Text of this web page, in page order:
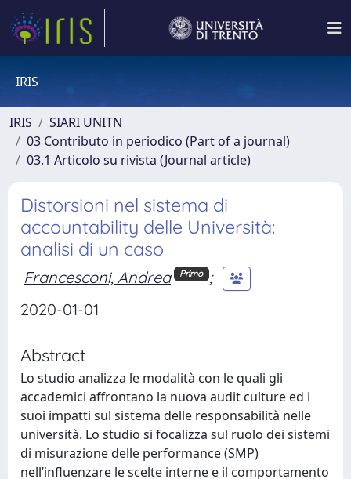
IRIS
IRIS
SIARI UNITN
03 Contributo in periodico (Part of a journal)
03.1 Articolo su rivista (Journal article)
Distorsioni nel sistema di
accountability delle Università:
analisi di un caso
Francesconi, Andrea Primo ;
2020-01-01
Abstract
Lo studio analizza le modalità con le quali gli
accademici affrontano la nuova audit culture ed i
suoi impatti sul sistema delle responsabilità nelle
università. Lo studio si focalizza sul ruolo dei sistemi
di misurazione delle performance (SMP)
nell’influenzare le scelte interne e il comportamento